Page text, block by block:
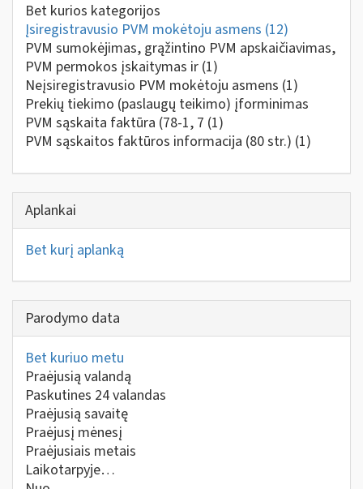
Bet kurios kategorijos
Įsiregistravusio PVM mokėtoju asmens (12)
PVM sumokėjimas, grąžintino PVM apskaičiavimas,
PVM permokos įskaitymas ir (1)
Neįsiregistravusio PVM mokėtoju asmens (1)
Prekių tiekimo (paslaugų teikimo) įforminimas
PVM sąskaita faktūra (78-1, 7 (1)
PVM sąskaitos faktūros informacija (80 str.) (1)
Aplankai
Bet kurį aplanką
Parodymo data
Bet kuriuo metu
Praėjusią valandą
Paskutines 24 valandas
Praėjusią savaitę
Praėjusį mėnesį
Praėjusiais metais
Laikotarpyje…